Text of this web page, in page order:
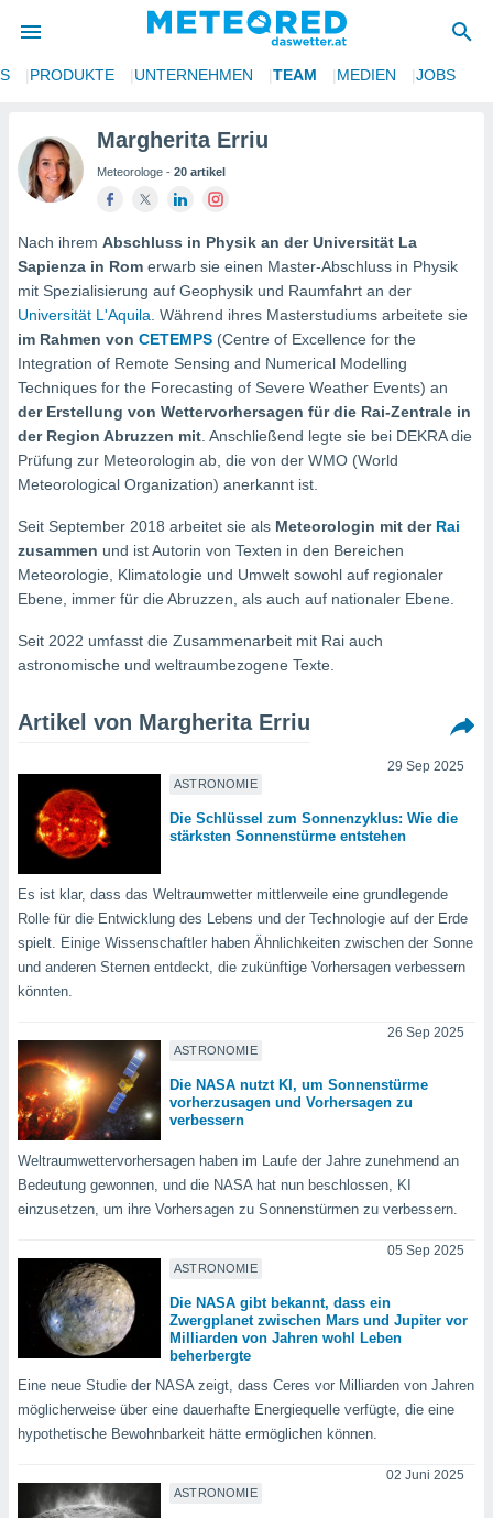
wurde
dass
von
sind.
diese
die
basiert,
zu
Ihnen
stellen.
und
auf die
davon, ob
oder
das
der
verfolgen
Profil zu
Ihnen
finden
. Sie
Sie
AKZEPTIEREN
EINSTELLUNGEN
PRODUKTE UNTERNEHMEN TEAM MEDIEN JOBS
Margherita Erriu
Meteorologe - 20 artikel
Nach ihrem Abschluss in Physik an der Universität La
Sapienza in Rom erwarb sie einen Master-Abschluss in Physik
mit Spezialisierung auf Geophysik und Raumfahrt an der
Universität L'Aquila. Während ihres Masterstudiums arbeitete sie
im Rahmen von CETEMPS (Centre of Excellence for the
Integration of Remote Sensing and Numerical Modelling
Techniques for the Forecasting of Severe Weather Events) an
der Erstellung von Wettervorhersagen für die Rai-Zentrale in
der Region Abruzzen mit. Anschließend legte sie bei DEKRA die
Prüfung zur Meteorologin ab, die von der WMO (World
Meteorological Organization) anerkannt ist.
Seit September 2018 arbeitet sie als Meteorologin mit der Rai
zusammen und ist Autorin von Texten in den Bereichen
Meteorologie, Klimatologie und Umwelt sowohl auf regionaler
Ebene, immer für die Abruzzen, als auch auf nationaler Ebene.
Seit 2022 umfasst die Zusammenarbeit mit Rai auch
astronomische und weltraumbezogene Texte.
Artikel von Margherita Erriu
ASTRONOMIE
29 Sep 2025
Die Schlüssel zum Sonnenzyklus: Wie die
stärksten Sonnenstürme entstehen
Es ist klar, dass das Weltraumwetter mittlerweile eine grundlegende
Rolle für die Entwicklung des Lebens und der Technologie auf der Erde
spielt. Einige Wissenschaftler haben Ähnlichkeiten zwischen der Sonne
und anderen Sternen entdeckt, die zukünftige Vorhersagen verbessern
könnten.
ASTRONOMIE
26 Sep 2025
Die NASA nutzt KI, um Sonnenstürme
vorherzusagen und Vorhersagen zu
verbessern
Weltraumwettervorhersagen haben im Laufe der Jahre zunehmend an
Bedeutung gewonnen, und die NASA hat nun beschlossen, KI
einzusetzen, um ihre Vorhersagen zu Sonnenstürmen zu verbessern.
ASTRONOMIE
05 Sep 2025
Die NASA gibt bekannt, dass ein
Zwergplanet zwischen Mars und Jupiter vor
Milliarden von Jahren wohl Leben
beherbergte
Eine neue Studie der NASA zeigt, dass Ceres vor Milliarden von Jahren
möglicherweise über eine dauerhafte Energiequelle verfügte, die eine
hypothetische Bewohnbarkeit hätte ermöglichen können.
ASTRONOMIE
02 Juni 2025